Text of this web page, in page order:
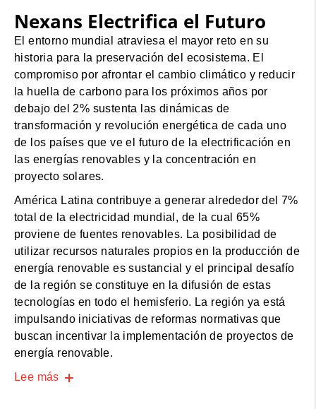
Nexans Electrifica el Futuro
El entorno mundial atraviesa el mayor reto en su
historia para la preservación del ecosistema. El
compromiso por afrontar el cambio climático y reducir
la huella de carbono para los próximos años por
debajo del 2% sustenta las dinámicas de
transformación y revolución energética de cada uno
de los países que ve el futuro de la electrificación en
las energías renovables y la concentración en
proyecto solares.
América Latina contribuye a generar alrededor del 7%
total de la electricidad mundial, de la cual 65%
proviene de fuentes renovables. La posibilidad de
utilizar recursos naturales propios en la producción de
energía renovable es sustancial y el principal desafío
de la región se constituye en la difusión de estas
tecnologías en todo el hemisferio. La región ya está
impulsando iniciativas de reformas normativas que
buscan incentivar la implementación de proyectos de
energía renovable.
Lee más